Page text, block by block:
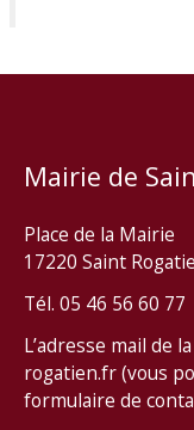
Mairie de
Place de la Mairie
17220 Saint
Tél. 05 46 56 60 77
L’adresse mail de
rogatien.fr (vous
formulaire de